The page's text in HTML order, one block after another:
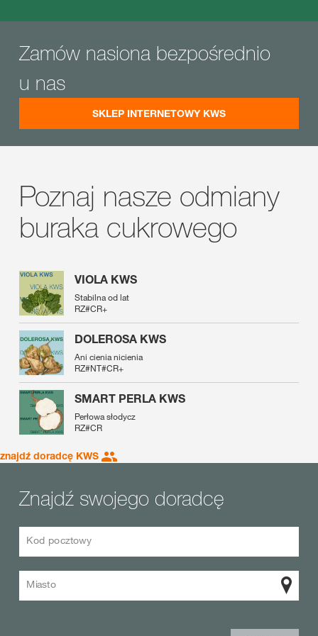
Zamów nasiona bezpośrednio
u nas
SKLEP INTERNETOWY KWS
Poznaj nasze odmiany
buraka cukrowego
VIOLA KWS
Stabilna od lat
RZ#CR+
DOLEROSA KWS
Ani cienia nicienia
RZ#NT#CR+
SMART PERLA KWS
Perłowa słodycz
RZ#CR
znajdź doradcę KWS
Znajdź swojego doradcę
Kod pocztowy
Miasto